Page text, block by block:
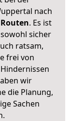
nach
. Es ist
sicher
ratsam,
frei von
wir
die Planung,
Sachen